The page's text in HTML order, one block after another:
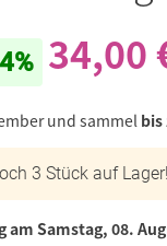
34,00
und sammel bis
3 Stück auf Lager!
am Samstag, 08.